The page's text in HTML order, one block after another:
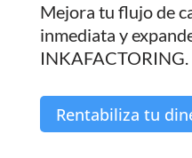
Mejora tu flujo de
inmediata y
INKAFACTORING.
Rentabiliza tu